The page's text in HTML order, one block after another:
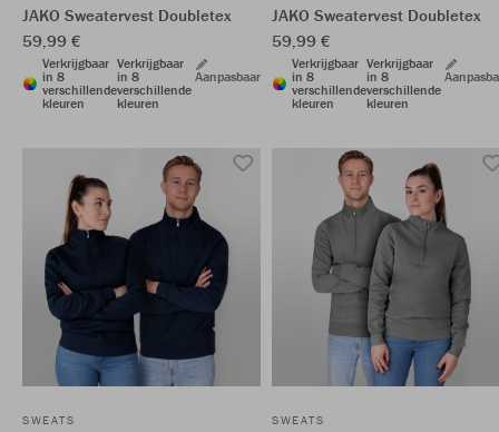
JAKO Sweatervest Doubletex
59,99 €
Verkrijgbaar
in 8
verschillende
kleuren
Verkrijgbaar
in 8
verschillende
kleuren
Aanpasbaar
JAKO Sweatervest Doubletex
59,99 €
Verkrijgbaar
in 8
verschillende
kleuren
Verkrijgbaar
in 8
verschillende
kleuren
SWEATS SWEATS